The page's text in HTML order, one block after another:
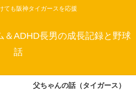
ても阪神タイガースを応援
＆ADHD長男の成長記録と野球
話
父ちゃんの話（タイガース）